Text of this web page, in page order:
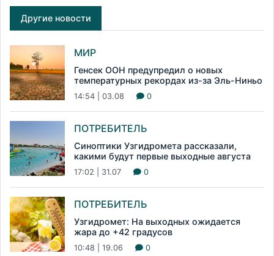
Другие новости
МИР
Генсек ООН предупредил о новых
температурных рекордах из-за Эль-Ниньо
14:54 | 03.08 0
ПОТРЕБИТЕЛЬ
Синоптики Узгидромета рассказали,
какими будут первые выходные августа
17:02 | 31.07 0
ПОТРЕБИТЕЛЬ
Узгидромет: На выходных ожидается
жара до +42 градусов
10:48 | 19.06 0